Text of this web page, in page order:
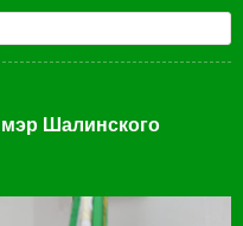
Шалинского